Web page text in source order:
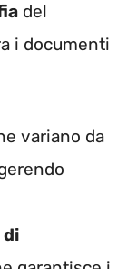
del
i documenti
variano da